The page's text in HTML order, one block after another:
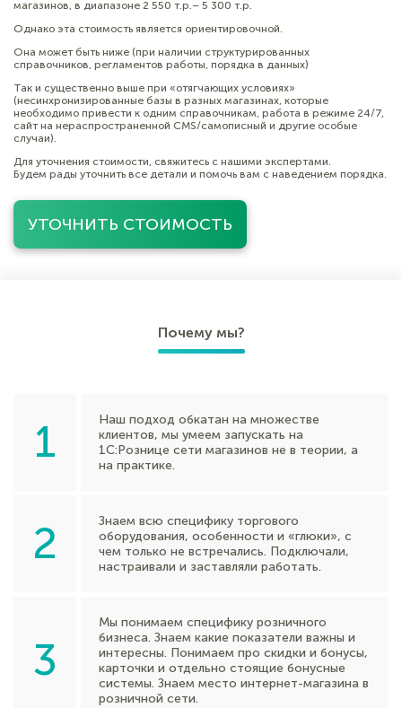
магазинов, в диапазоне 2 550 т.р.– 5 300 т.р.
Однако эта стоимость является ориентировочной.
Она может быть ниже (при наличии структурированных
справочников, регламентов работы, порядка в данных)
Так и существенно выше при «отягчающих условиях»
(несинхронизированные базы в разных магазинах, которые
необходимо привести к одним справочникам, работа в режиме 24/7,
сайт на нераспространенной CMS/самописный и другие особые
случаи).
Для уточнения стоимости, свяжитесь с нашими экспертами.
Будем рады уточнить все детали и помочь вам с наведением порядка.
УТОЧНИТЬ СТОИМОСТЬ
Почему мы?
1
Наш подход обкатан на множестве
клиентов, мы умеем запускать на
1С:Рознице сети магазинов не в теории, а
на практике.
2
Знаем всю специфику торгового
оборудования, особенности и «глюки», с
чем только не встречались. Подключали,
настраивали и заставляли работать.
3
Мы понимаем специфику розничного
бизнеса. Знаем какие показатели важны и
интересны. Понимаем про скидки и бонусы,
карточки и отдельно стоящие бонусные
системы. Знаем место интернет-магазина в
розничной сети.